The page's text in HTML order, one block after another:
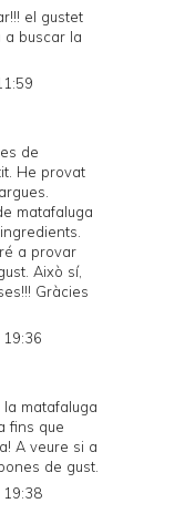
el gustet
a buscar la
de
He provat
matafaluga
a provar
Això sí,
Gràcies
la matafaluga
fins que
A veure si a
de gust.